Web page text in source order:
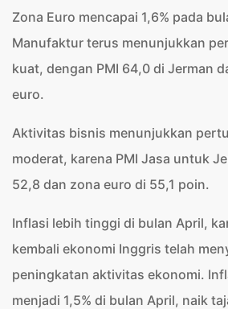
Zona Euro mencapai 1,6% pada
Manufaktur terus menunjukkan
kuat, dengan PMI 64,0 di Jerman
euro.
Aktivitas bisnis menunjukkan
moderat, karena PMI Jasa untuk
52,8 dan zona euro di 55,1 poin.
Inflasi lebih tinggi di bulan April,
kembali ekonomi Inggris telah
peningkatan aktivitas ekonomi.
menjadi 1,5% di bulan April, naik